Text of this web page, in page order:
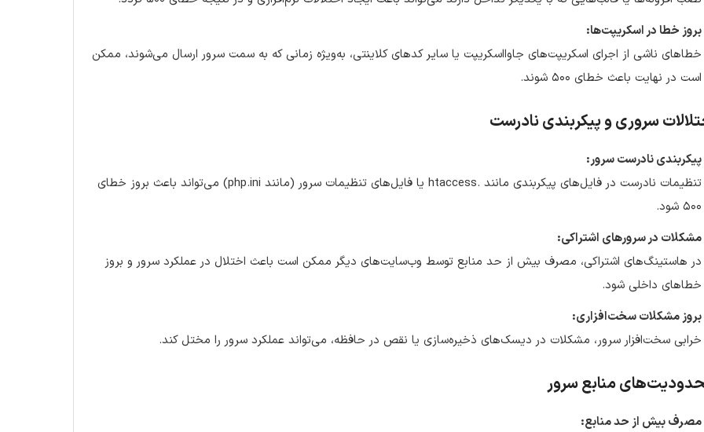
بروز خطا در اسکریپت‌ها:
خطاهای ناشی از اجرای اسکریپت‌های جاوااسکریپت یا سایر کدهای کلاینتی، به‌ویژه زمانی که به سمت سرور ارسال می‌شوند، ممکن
است در نهایت باعث خطای ۵۰۰ شوند.
سروری و پیکربندی نادرست
پیکربندی نادرست سرور:
تنظیمات نادرست در فایل‌های پیکربندی مانند .htaccess یا فایل‌های تنظیمات سرور (مانند php.ini) می‌تواند باعث بروز خطای
۵۰۰ شود.
مشکلات در سرورهای اشتراکی:
در هاستینگ‌های اشتراکی، مصرف بیش از حد منابع توسط وب‌سایت‌های دیگر ممکن است باعث اختلال در عملکرد سرور و بروز
خطاهای داخلی شود.
بروز مشکلات سخت‌افزاری:
خرابی سخت‌افزار سرور، مشکلات در دیسک‌های ذخیره‌سازی یا نقص در حافظه، می‌تواند عملکرد سرور را مختل کند.
منابع سرور
مصرف بیش از حد منابع: